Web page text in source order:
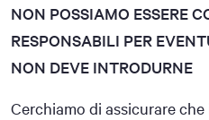
NON POSSIAMO ESSERE
RESPONSABILI PER
NON DEVE INTRODURNE
Cerchiamo di assicurare